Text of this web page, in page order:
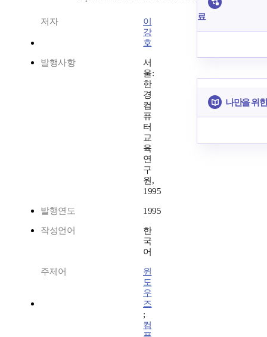
저자
이
강
호
발행사항
서
울:
한
경
컴
퓨
터
교
육
연
구
원,
1995
발행연도 1995
작성언어
한
국
어
주제어
윈
도
우
즈
;
컴
료
나만을 위